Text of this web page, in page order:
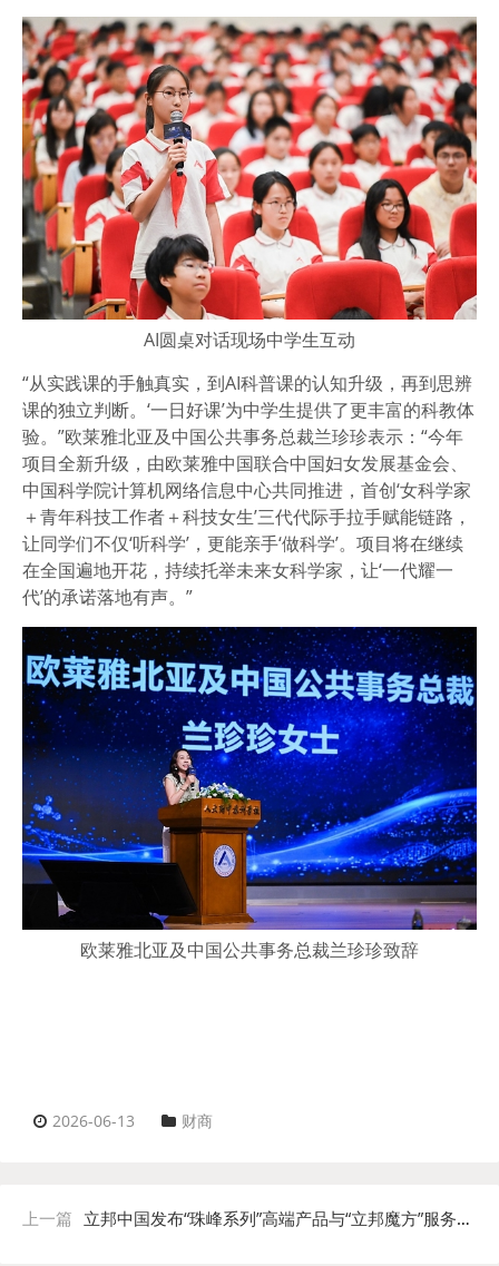
AI圆桌对话现场中学生互动
“从实践课的手触真实，到AI科普课的认知升级，再到思辨
课的独立判断。‘一日好课’为中学生提供了更丰富的科教体
验。”欧莱雅北亚及中国公共事务总裁兰珍珍表示 ： “今年
项目全新升级，由欧莱雅中国联合中国妇女发展基金会、
中国科学院计算机网络信息中心共同推进，首创‘女科学家
＋青年科技工作者＋科技女生’三代代际手拉手赋能链路，
让同学们不仅‘听科学’，更能亲手‘做科学’。项目将在继续
在全国遍地开花，持续托举未来女科学家，让‘一代耀一
代’的承诺落地有声。”
欧莱雅北亚及中国公共事务总裁兰珍珍致辞
2026-06-13 财商
上一篇 立邦中国发布“珠峰系列”高端产品与“立邦魔方”服务载体，品牌战略进阶为中国家庭“美好生活合伙人”